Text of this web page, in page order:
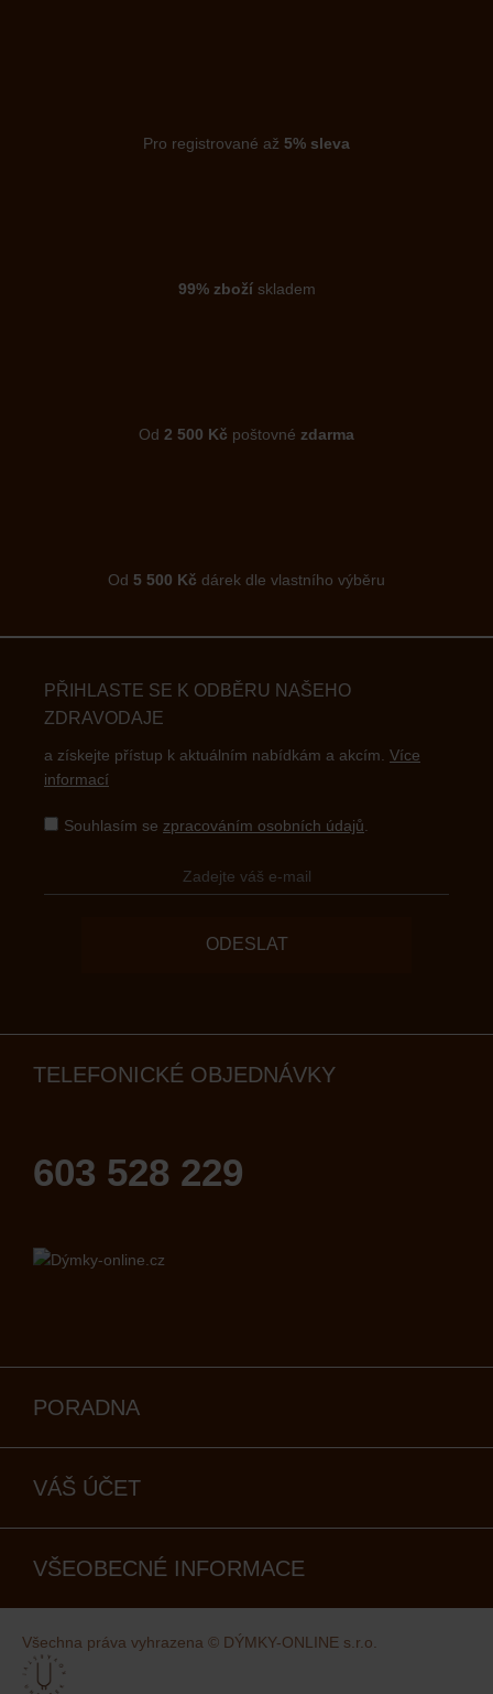
Pro registrované až 5% sleva
99% zbožískladem
Od 2 500 Kč poštovné zdarma
Od 5 500 Kč dárek dle vlastního výběru
PŘIHLASTE SE K ODBĚRU NAŠEHO
ZDRAVODAJE
a získejte přístup k aktuálním nabídkám a akcím. Více
informací
Souhlasím se zpracováním osobních údajů
ODESLAT
TELEFONICKÉ OBJEDNÁVKY
603 528 229
PORADNA
VÁŠ ÚČET
VŠEOBECNÉ INFORMACE
Všechna práva vyhrazena © DÝMKY-ONLINE s.r.o.